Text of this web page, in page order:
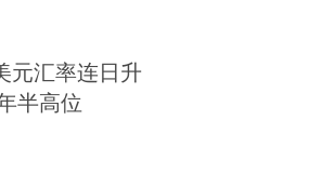
元汇率连日升
半高位